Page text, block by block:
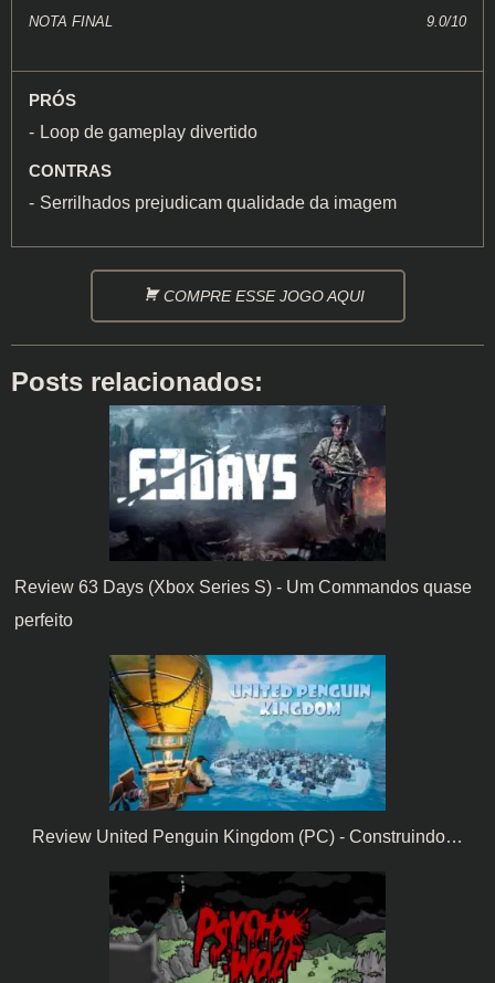
NOTA FINAL 9.0/10
PRÓS
Loop de gameplay divertido
CONTRAS
Serrilhados prejudicam qualidade da imagem
COMPRE ESSE JOGO AQUI
Posts relacionados:
Review 63 Days (Xbox Series S) - Um Commandos quase
perfeito
Review United Penguin Kingdom (PC) - Construindo…